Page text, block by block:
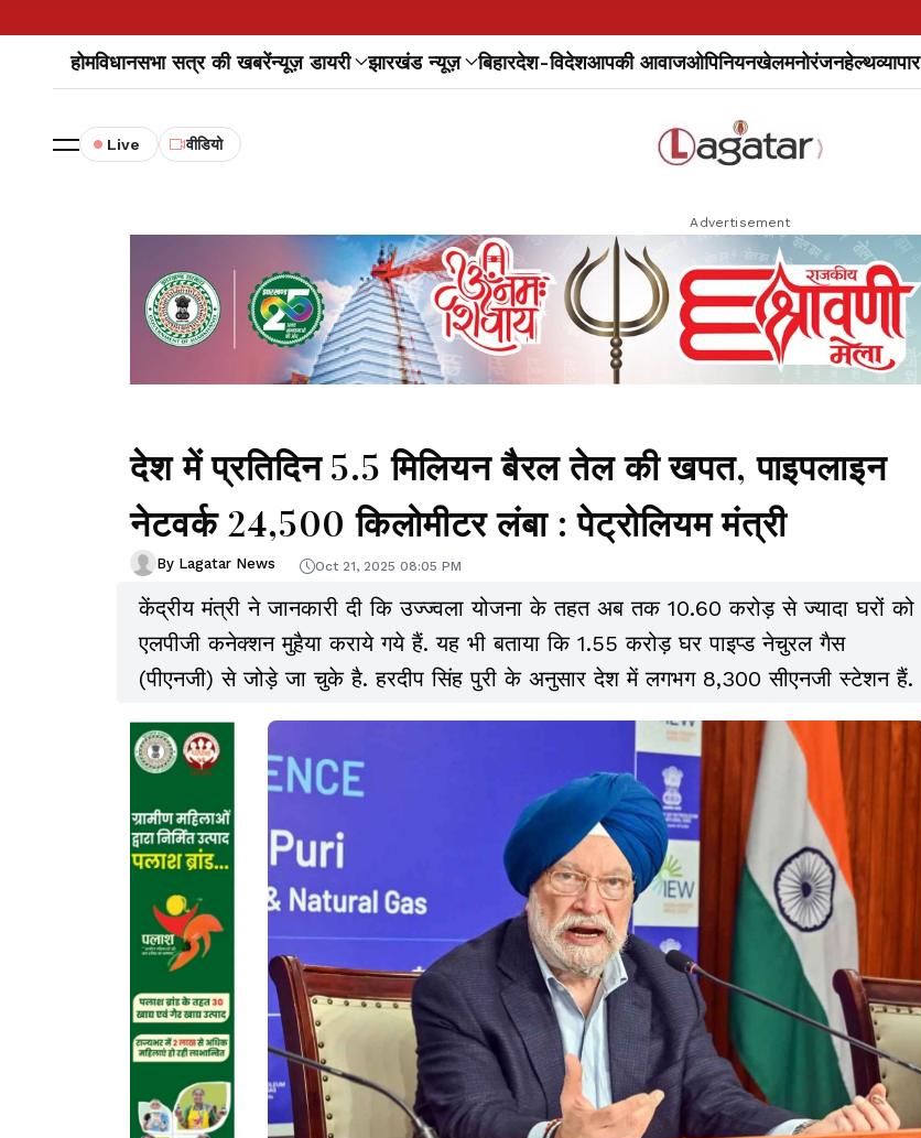
होमविधानसभा सत्र की खबरेंन्यूज़ डायरी झारखंड न्यूज़ बिहारदेश-विदेशआपकी आवाजओपिनियनखेलमनोरंजनहेल्थव्यापार
Live वीडियो
Advertisement
देश में प्रतिदिन 5.5 मिलियन बैरल तेल की खपत, पाइपलाइन
नेटवर्क 24,500 किलोमीटर लंबा : पेट्रोलियम मंत्री
By Lagatar News Oct 21, 2025 08:05 PM
केंद्रीय मंत्री ने जानकारी दी कि उज्ज्वला योजना के तहत अब तक 10.60 करोड़ से ज्यादा घरों को
एलपीजी कनेक्शन मुहैया कराये गये हैं. यह भी बताया कि 1.55 करोड़ घर पाइप्ड नेचुरल गैस
(पीएनजी) से जोड़े जा चुके है. हरदीप सिंह पुरी के अनुसार देश में लगभग 8,300 सीएनजी स्टेशन हैं.